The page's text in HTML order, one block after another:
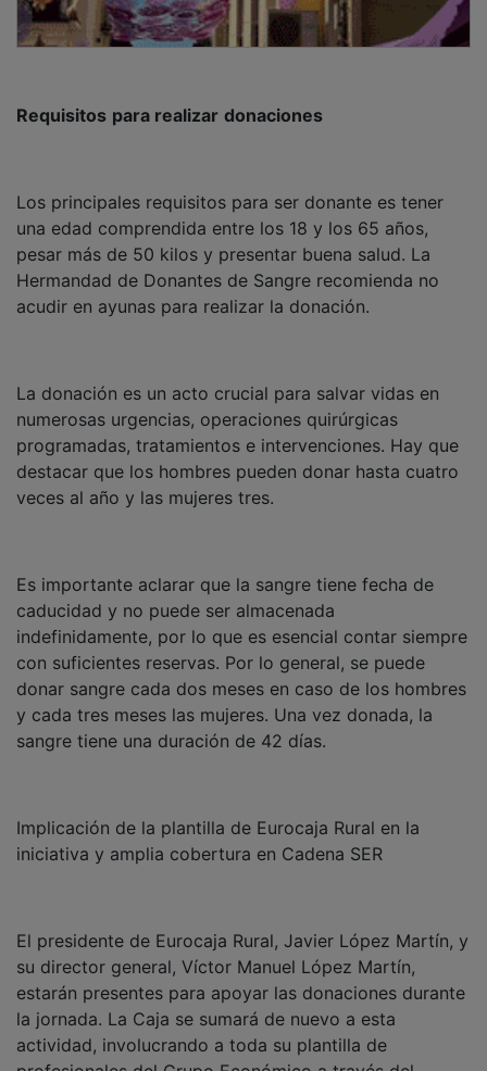
veces al año y las mujeres tres.
Es importante aclarar que la sangre tiene fecha de
con suficientes reservas. Por lo general, se puede
donar sangre cada dos meses en caso de los hombres
y cada tres meses las mujeres. Una vez donada, la
sangre tiene una duración de 42 días.
iniciativa y amplia cobertura en Cadena SER
El presidente de Eurocaja Rural, Javier López Martín, y
su director general, Víctor Manuel López Martín,
actividad, involucrando a toda su plantilla de
profesionales del Grupo Económico a través del
Departamento de Responsabilidad Social Corporativa
(RSC), destacando su compromiso con la causa y su
espíritu solidario.
PUBLICIDAD